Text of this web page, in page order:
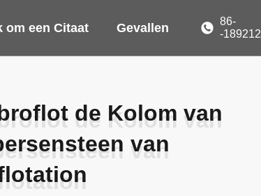
om een Citaat Gevallen
86-
-
de Kolom van
van
de Kolom van
van